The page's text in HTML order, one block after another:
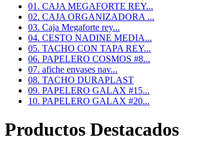
01. CAJA MEGAFORTE REY...
02. CAJA ORGANIZADORA ...
03. Caja Megaforte rey...
04. CESTO NADINE MEDIA...
05. TACHO CON TAPA REY...
06. PAPELERO COSMOS #8...
07. afiche envases nav...
08. TACHO DURAPLAST
09. PAPELERO GALAX #15...
10. PAPELERO GALAX #20...
Productos Destacados